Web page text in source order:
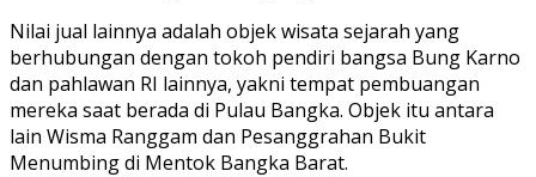
Nilai jual lainnya adalah objek wisata sejarah yang
berhubungan dengan tokoh pendiri bangsa Bung Karno
dan pahlawan RI lainnya, yakni tempat pembuangan
mereka saat berada di Pulau Bangka. Objek itu antara
lain Wisma Ranggam dan Pesanggrahan Bukit
Menumbing di Mentok Bangka Barat.